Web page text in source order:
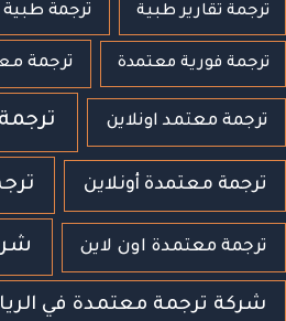
ترجمة تقارير طبية ترجمة طبية
ترجمة فورية معتمدة ترجمة
ترجمة معتمد اونلاين
ترجمة معتمدة أونلاين
ترجمة معتمدة اون لاين
شركة ترجمة معتمدة في